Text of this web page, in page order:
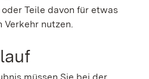
Teile davon für etwas
Verkehr nutzen.